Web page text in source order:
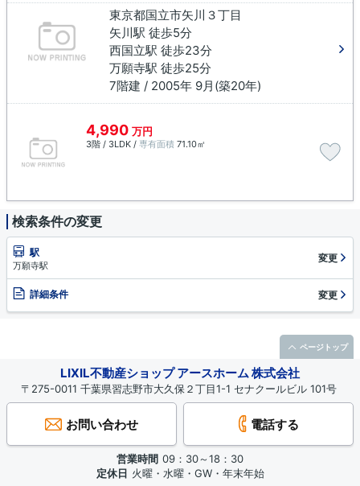
東京都国立市矢川３丁目
矢川駅 徒歩5分
西国立駅 徒歩23分
万願寺駅 徒歩25分
7階建 / 2005年 9月(築20年)
4,990 万円
3階 / 3LDK / 専有面積 71.10㎡
検索条件の変更
駅
万願寺駅
変更
詳細条件 変更
LIXIL不動産ショップ アースホーム 株式会社
〒275-0011 千葉県習志野市大久保２丁目1-1 セナクールビル 101号
お問い合わせ 電話する
営業時間 09：30～18：30
定休日 火曜・水曜・GW・年末年始
ページトップ